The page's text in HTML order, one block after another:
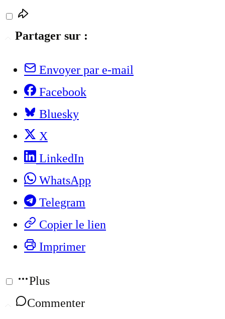
Partager sur :
Envoyer par e-mail
Facebook
Bluesky
X
LinkedIn
WhatsApp
Telegram
Copier le lien
Imprimer
Plus
Commenter